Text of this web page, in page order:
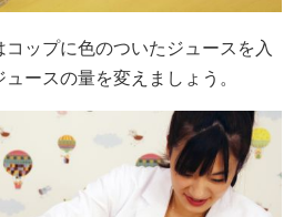
ップに色のついたジュースを入
ースの量を変えましょう。